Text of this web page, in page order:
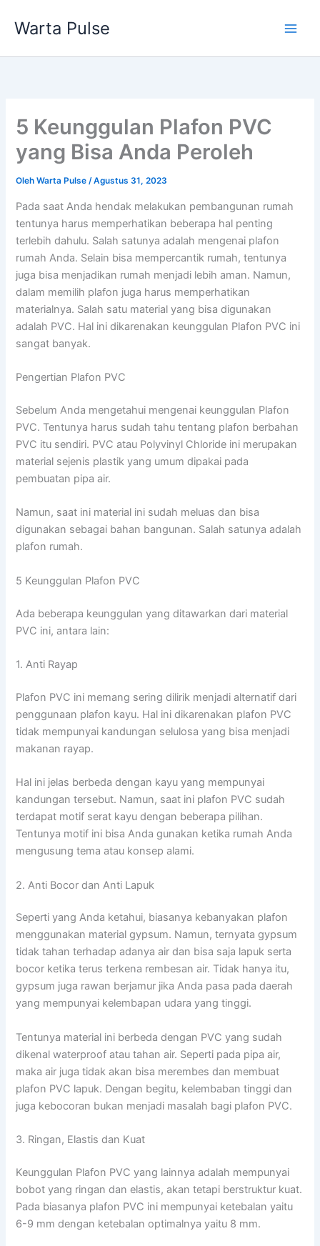
Warta Pulse
5 Keunggulan Plafon PVC
yang Bisa Anda Peroleh
OlehWarta Pulse/Agustus 31, 2023
Pada saat Anda hendak melakukan pembangunan rumah
tentunya harus memperhatikan beberapa hal penting
terlebih dahulu. Salah satunya adalah mengenai plafon
rumah Anda. Selain bisa mempercantik rumah, tentunya
juga bisa menjadikan rumah menjadi lebih aman. Namun,
dalam memilih plafon juga harus memperhatikan
materialnya. Salah satu material yang bisa digunakan
adalah PVC. Hal ini dikarenakan keunggulan Plafon PVC ini
sangat banyak.
Pengertian Plafon PVC
Sebelum Anda mengetahui mengenai keunggulan Plafon
PVC. Tentunya harus sudah tahu tentang plafon berbahan
PVC itu sendiri. PVC atau Polyvinyl Chloride ini merupakan
material sejenis plastik yang umum dipakai pada
pembuatan pipa air.
Namun, saat ini material ini sudah meluas dan bisa
digunakan sebagai bahan bangunan. Salah satunya adalah
plafon rumah.
5 Keunggulan Plafon PVC
Ada beberapa keunggulan yang ditawarkan dari material
PVC ini, antara lain:
1. Anti Rayap
Plafon PVC ini memang sering dilirik menjadi alternatif dari
penggunaan plafon kayu. Hal ini dikarenakan plafon PVC
tidak mempunyai kandungan selulosa yang bisa menjadi
makanan rayap.
Hal ini jelas berbeda dengan kayu yang mempunyai
kandungan tersebut. Namun, saat ini plafon PVC sudah
terdapat motif serat kayu dengan beberapa pilihan.
Tentunya motif ini bisa Anda gunakan ketika rumah Anda
mengusung tema atau konsep alami.
2. Anti Bocor dan Anti Lapuk
Seperti yang Anda ketahui, biasanya kebanyakan plafon
menggunakan material gypsum. Namun, ternyata gypsum
tidak tahan terhadap adanya air dan bisa saja lapuk serta
bocor ketika terus terkena rembesan air. Tidak hanya itu,
gypsum juga rawan berjamur jika Anda pasa pada daerah
yang mempunyai kelembapan udara yang tinggi.
Tentunya material ini berbeda dengan PVC yang sudah
dikenal waterproof atau tahan air. Seperti pada pipa air,
maka air juga tidak akan bisa merembes dan membuat
plafon PVC lapuk. Dengan begitu, kelembaban tinggi dan
juga kebocoran bukan menjadi masalah bagi plafon PVC.
3. Ringan, Elastis dan Kuat
Keunggulan Plafon PVC yang lainnya adalah mempunyai
bobot yang ringan dan elastis, akan tetapi berstruktur kuat.
Pada biasanya plafon PVC ini mempunyai ketebalan yaitu
6-9 mm dengan ketebalan optimalnya yaitu 8 mm.